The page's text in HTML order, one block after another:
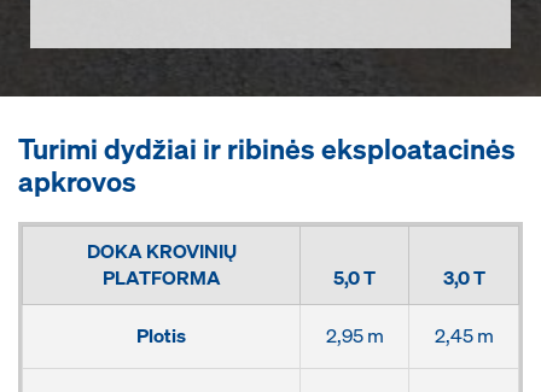
Turimi dydžiai ir ribinės eksploatacinės
apkrovos
DOKA KROVINIŲ
PLATFORMA
5,0 T 3,0 T
Plotis 2,95 m 2,45 m